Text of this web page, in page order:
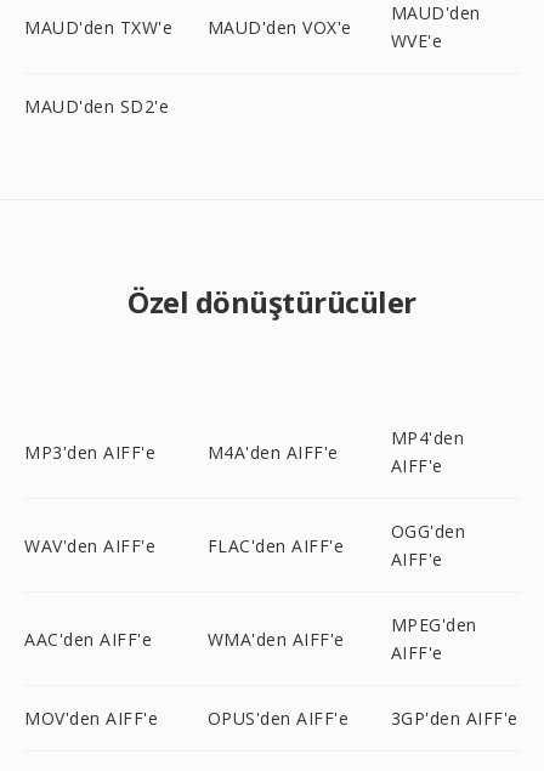
MAUD'den TXW'e MAUD'den VOX'e
MAUD'den
WVE'e
MAUD'den SD2'e
Özel dönüştürücüler
MP3'den AIFF'e M4A'den AIFF'e
MP4'den
AIFF'e
WAV'den AIFF'e FLAC'den AIFF'e
OGG'den
AIFF'e
AAC'den AIFF'e WMA'den AIFF'e
MPEG'den
AIFF'e
MOV'den AIFF'e OPUS'den AIFF'e 3GP'den AIFF'e